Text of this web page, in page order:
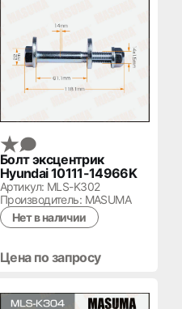
Болт эксцентрик
Hyundai 10111-14966K
Артикул: MLS-K302
Производитель: MASUMA
Нет в наличии
Цена по запросу